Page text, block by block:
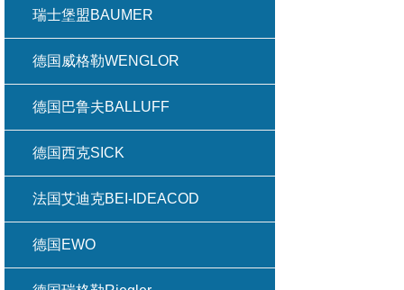
瑞士堡盟BAUMER
德国威格勒WENGLOR
德国巴鲁夫BALLUFF
德国西克SICK
法国艾迪克BEI-IDEACOD
德国EWO